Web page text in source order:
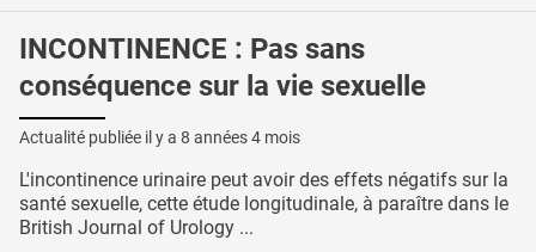
INCONTINENCE : Pas sans
conséquence sur la vie sexuelle
Actualité publiée il y a 8 années 4 mois
L'incontinence urinaire peut avoir des effets négatifs sur la
santé sexuelle, cette étude longitudinale, à paraître dans le
British Journal of Urology ...